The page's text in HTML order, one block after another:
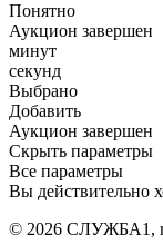
Понятно
Аукцион завершен
минут
секунд
Выбрано
Добавить
Аукцион завершен
Скрыть параметры
Все параметры
Вы действительно
© 2026 СЛУЖБА1,